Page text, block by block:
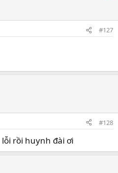
#127
#128
rồi huynh đài ơi